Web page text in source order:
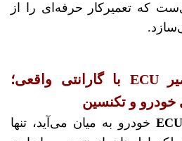
که تعمیرکار حرفه‌ای را از
خدمات حرفه‌ای تعمیر ECU با گارانتی واقعی؛
و تکنسین
ECU خودرو به میان می‌آید، تنها